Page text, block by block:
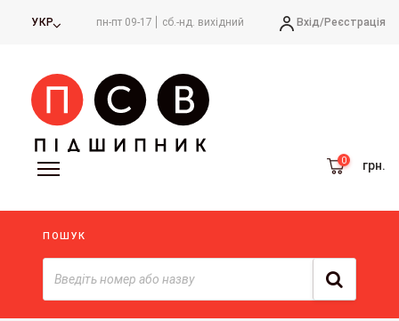
УКР пн-пт 09-17 сб.-нд. вихідний Вхід/Реєстрація
грн.
ПОШУК